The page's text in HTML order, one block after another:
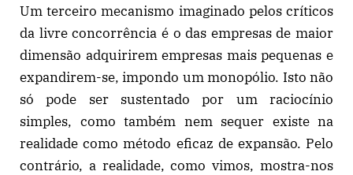
Um terceiro mecanismo imaginado pelos críticos
da livre concorrência é o das empresas de maior
dimensão adquirirem empresas mais pequenas e
expandirem-se, impondo um monopólio. Isto não
só pode ser sustentado por um raciocínio
simples, como também nem sequer existe na
realidade como método eficaz de expansão. Pelo
contrário, a realidade, como vimos, mostra-nos